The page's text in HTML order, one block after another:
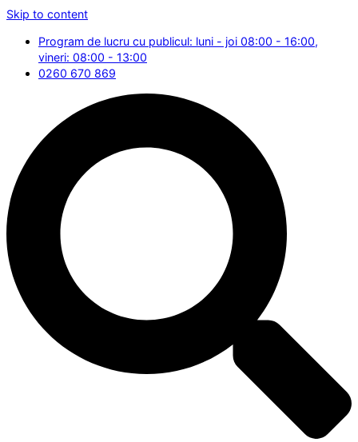
Skip to content
Program de lucru cu publicul: luni - joi 08:00 - 16:00,
vineri: 08:00 - 13:00
0260 670 869